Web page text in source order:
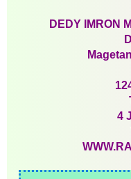
DEDY IMRON
4